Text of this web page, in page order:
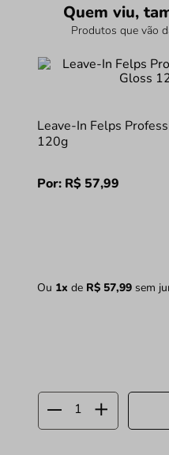
Quem viu,
Produtos que vão
Leave-In Felps
120g
Por: R$ 57,99
Ou 1x de R$ 57,99sem